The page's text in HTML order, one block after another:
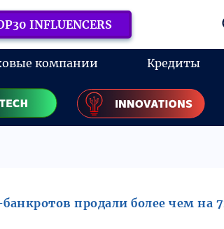
INFLUENCERS
компании Кредиты
продали более чем на